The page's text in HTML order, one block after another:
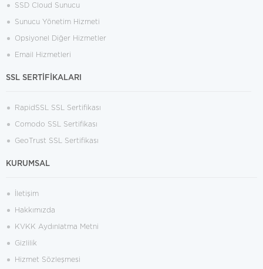
SSD Cloud Sunucu
Sunucu Yönetim Hizmeti
Opsiyonel Diğer Hizmetler
Email Hizmetleri
SSL SERTİFİKALARI
RapidSSL SSL Sertifikası
Comodo SSL Sertifikası
GeoTrust SSL Sertifikası
KURUMSAL
İletişim
Hakkımızda
KVKK Aydınlatma Metni
Gizlilik
Hizmet Sözleşmesi